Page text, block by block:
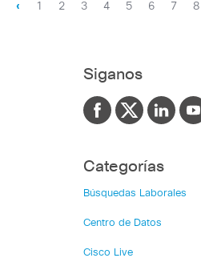
‹ 1 2 3 4 5 6 7 8
Siganos
Categorías
Búsquedas Laborales
Centro de Datos
Cisco Live